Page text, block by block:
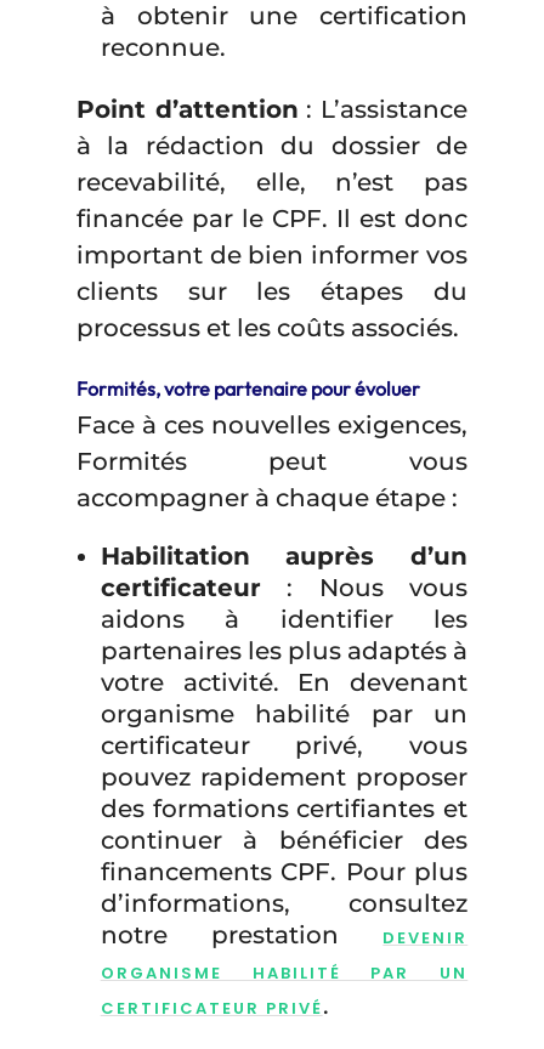
à obtenir une certification
reconnue.
Point d’attention : L’assistance
à la rédaction du dossier de
recevabilité, elle, n’est pas
financée par le CPF. Il est donc
important de bien informer vos
clients sur les étapes du
processus et les coûts associés.
Formités, votre partenaire pour évoluer
Face à ces nouvelles exigences,
Formités peut vous
accompagner à chaque étape :
Habilitation auprès d’un
certificateur: Nous vous
aidons à identifier les
partenaires les plus adaptés à
votre activité. En devenant
organisme habilité par un
certificateur privé, vous
pouvez rapidement proposer
des formations certifiantes et
continuer à bénéficier des
financements CPF. Pour plus
d’informations, consultez
notre prestation
DEVENIR
ORGANISME HABILITÉ PAR UN
CERTIFICATEUR PRIVÉ.